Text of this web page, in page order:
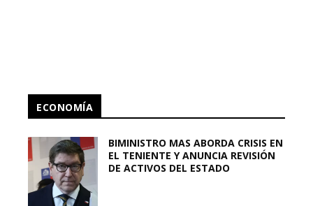
ECONOMÍA
BIMINISTRO MAS ABORDA CRISIS EN
EL TENIENTE Y ANUNCIA REVISIÓN
DE ACTIVOS DEL ESTADO